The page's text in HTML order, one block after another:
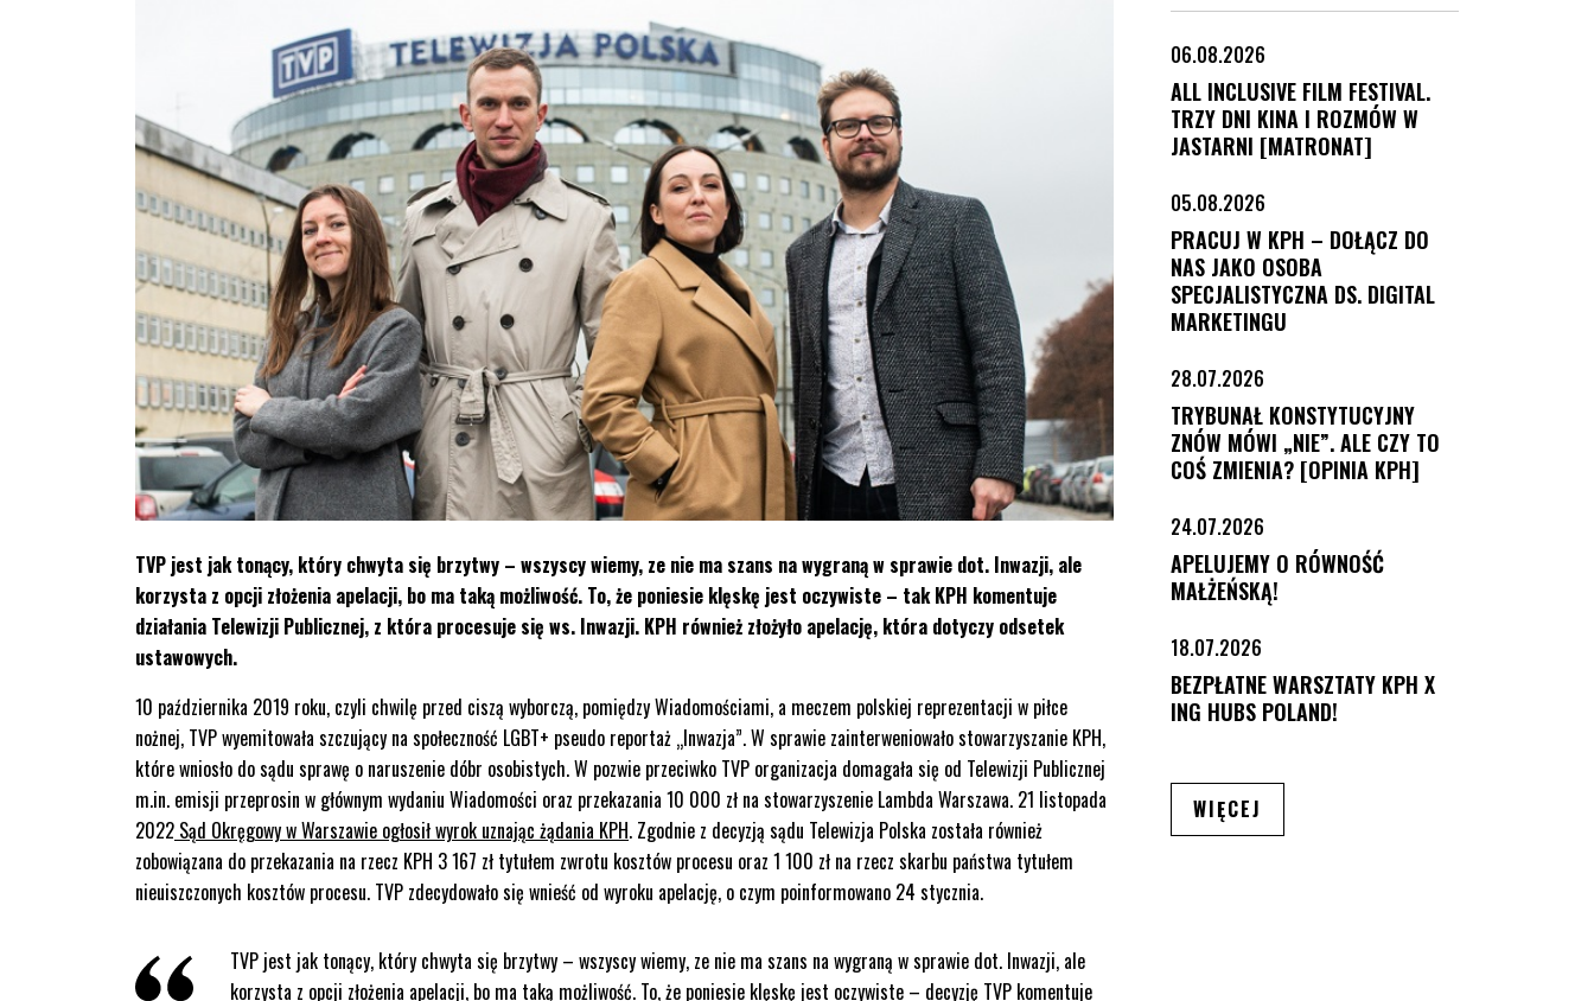
TVP jest jak tonący, który chwyta się brzytwy – wszyscy wiemy, ze nie ma szans na wygraną w sprawie dot. Inwazji, ale
korzysta z opcji złożenia apelacji, bo ma taką możliwość. To, że poniesie klęskę jest oczywiste – tak KPH komentuje
działania Telewizji Publicznej, z która procesuje się ws. Inwazji. KPH również złożyło apelację, która dotyczy odsetek
ustawowych.
10 października 2019 roku, czyli chwilę przed ciszą wyborczą, pomiędzy Wiadomościami, a meczem polskiej reprezentacji w piłce
nożnej, TVP wyemitowała szczujący na społeczność LGBT+ pseudo reportaż „Inwazja”. W sprawie zainterweniowało stowarzyszanie KPH,
które wniosło do sądu sprawę o naruszenie dóbr osobistych. W pozwie przeciwko TVP organizacja domagała się od Telewizji Publicznej
m.in. emisji przeprosin w głównym wydaniu Wiadomości oraz przekazania 10 000 zł na stowarzyszenie Lambda Warszawa. 21 listopada
2022 Sąd Okręgowy w Warszawie ogłosił wyrok uznając żądania KPH. Zgodnie z decyzją sądu Telewizja Polska została również
zobowiązana do przekazania na rzecz KPH 3 167 zł tytułem zwrotu kosztów procesu oraz 1 100 zł na rzecz skarbu państwa tytułem
nieuiszczonych kosztów procesu. TVP zdecydowało się wnieść od wyroku apelację, o czym poinformowano 24 stycznia.
TVP jest jak tonący, który chwyta się brzytwy – wszyscy wiemy, ze nie ma szans na wygraną w sprawie dot. Inwazji, ale
korzysta z opcji złożenia apelacji, bo ma taką możliwość. To, że poniesie klęskę jest oczywiste – decyzję TVP komentuje
06.08.2026
ALL INCLUSIVE FILM FESTIVAL.
TRZY DNI KINA I ROZMÓW W
JASTARNI [MATRONAT]
05.08.2026
PRACUJ W KPH – DOŁĄCZ DO
NAS JAKO OSOBA
SPECJALISTYCZNA DS. DIGITAL
MARKETINGU
28.07.2026
TRYBUNAŁ KONSTYTUCYJNY
ZNÓW MÓWI „NIE”. ALE CZY TO
COŚ ZMIENIA? [OPINIA KPH]
24.07.2026
APELUJEMY O RÓWNOŚĆ
MAŁŻEŃSKĄ!
18.07.2026
BEZPŁATNE WARSZTATY KPH X
ING HUBS POLAND!
WIĘCEJ